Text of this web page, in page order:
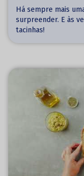
Há sempre mais
surpreender. E às
tacinhas!